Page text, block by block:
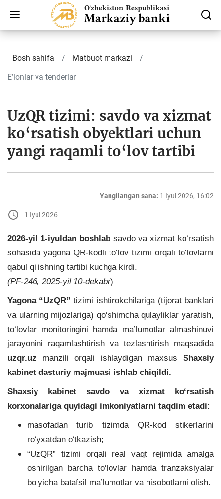
Bosh sahifa
Matbuot markazi
E’lonlar va tenderlar
UzQR tizimi: savdo va xizmat
ko‘rsatish obyektlari uchun
yangi raqamli to‘lov tartibi
Yangilangan sana: 1 Iyul 2026, 16:02
1 Iyul 2026
2026-yil 1-iyuldan boshlabsavdo va xizmat ko‘rsatish
sohasida yagona QR-kodli to‘lov tizimi orqali to‘lovlarni
qabul qilishning tartibi kuchga kirdi.
(PF-246, 2025-yil 10-dekabr)
Yagona “UzQR” tizimi ishtirokchilariga (tijorat banklari
va ularning mijozlariga) qo‘shimcha qulayliklar yaratish,
to‘lovlar monitoringini hamda ma’lumotlar almashinuvi
jarayonini raqamlashtirish va tezlashtirish maqsadida
uzqr.uz manzili orqali ishlaydigan maxsus Shaxsiy
kabinet dasturiy majmuasi ishlab chiqildi.
Shaxsiy kabinet savdo va xizmat ko‘rsatish
korxonalariga quyidagi imkoniyatlarni taqdim etadi:
masofadan turib tizimda QR-kod stikerlarini
ro‘yxatdan o‘tkazish;
“UzQR” tizimi orqali real vaqt rejimida amalga
oshirilgan barcha to‘lovlar hamda tranzaksiyalar
bo‘yicha batafsil ma’lumotlar va hisobotlarni olish.